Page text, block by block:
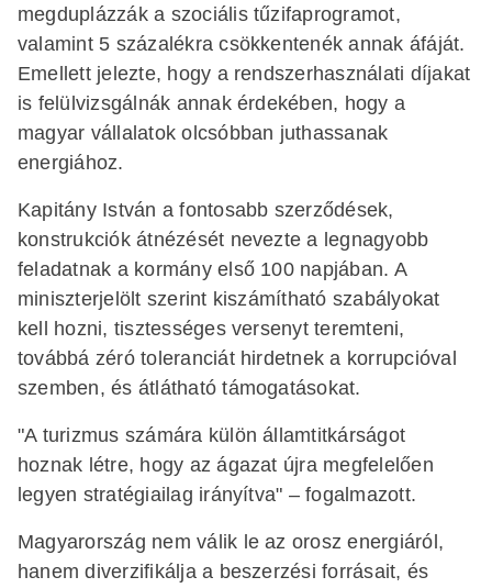
megduplázzák a szociális tűzifaprogramot,
valamint 5 százalékra csökkentenék annak áfáját.
Emellett jelezte, hogy a rendszerhasználati díjakat
is felülvizsgálnák annak érdekében, hogy a
magyar vállalatok olcsóbban juthassanak
energiához.
Kapitány István a fontosabb szerződések,
konstrukciók átnézését nevezte a legnagyobb
feladatnak a kormány első 100 napjában. A
miniszterjelölt szerint kiszámítható szabályokat
kell hozni, tisztességes versenyt teremteni,
továbbá zéró toleranciát hirdetnek a korrupcióval
szemben, és átlátható támogatásokat.
"A turizmus számára külön államtitkárságot
hoznak létre, hogy az ágazat újra megfelelően
legyen stratégiailag irányítva" – fogalmazott.
Magyarország nem válik le az orosz energiáról,
hanem diverzifikálja a beszerzési forrásait, és